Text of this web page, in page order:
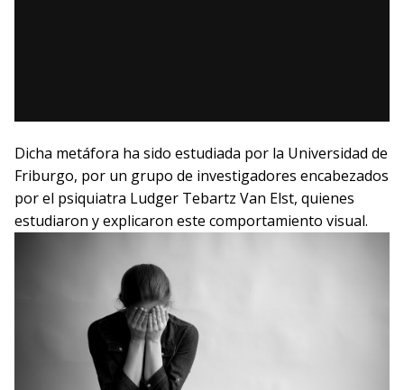
Dicha metáfora ha sido estudiada por la Universidad de
Friburgo, por un grupo de investigadores encabezados
por el psiquiatra Ludger Tebartz Van Elst, quienes
estudiaron y explicaron este comportamiento visual.